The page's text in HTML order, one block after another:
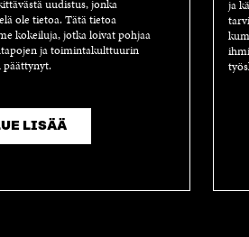
uudistus, jonka
ole tietoa. Tätä tietoa
kokeiluja, jotka loivat pohjaa
ja toimintakulttuurin
LISÄÄ
ja